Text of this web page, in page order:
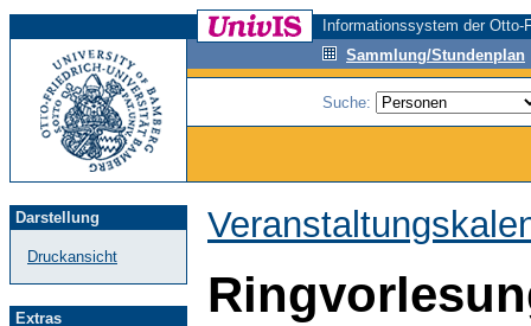
Informationssystem der
Sammlung/Stundenplan
Suche:
Darstellung
Druckansicht
Extras